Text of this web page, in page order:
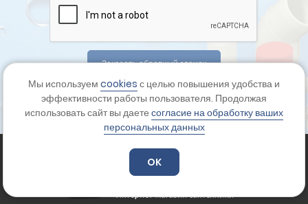
Отправляя форму вы соглашаетесь сполитикой
конфиденциальности
Мы используем cookies с целью повышения удобства и
эффективности работы пользователя. Продолжая
использовать сайт вы даете согласие на обработку ваших
персональных данных
OK